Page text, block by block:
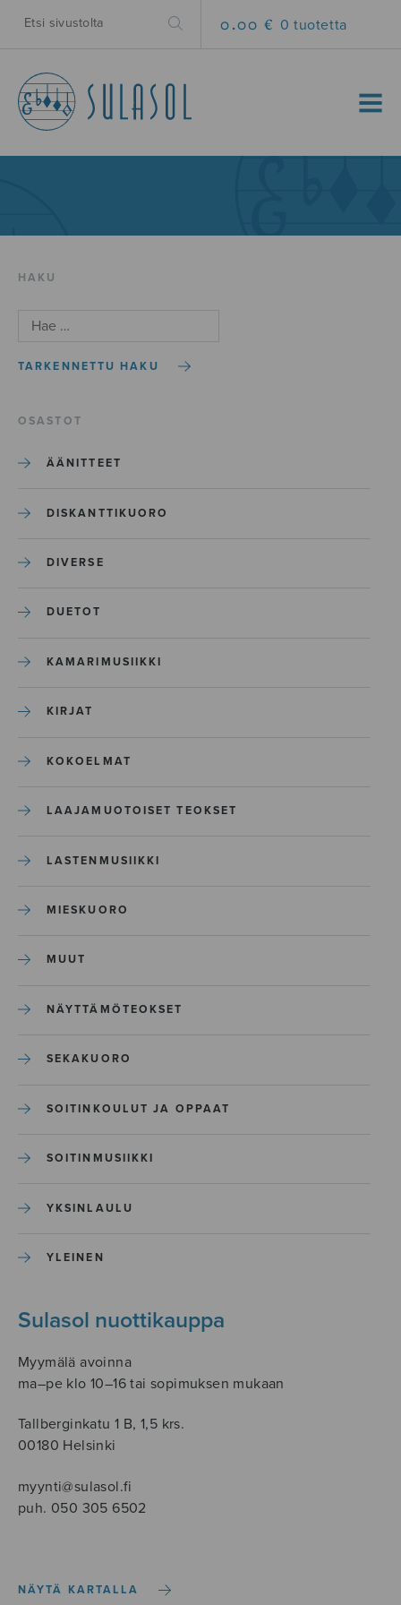
0.00 € 0 tuotetta
MENU
HAKU
TARKENNETTU HAKU
OSASTOT
ÄÄNITTEET
DISKANTTIKUORO
DIVERSE
DUETOT
KAMARIMUSIIKKI
KIRJAT
KOKOELMAT
LAAJAMUOTOISET TEOKSET
LASTENMUSIIKKI
MIESKUORO
MUUT
NÄYTTÄMÖTEOKSET
SEKAKUORO
SOITINKOULUT JA OPPAAT
SOITINMUSIIKKI
YKSINLAULU
YLEINEN
Sulasol nuottikauppa
Myymälä avoinna
ma–pe klo 10–16 tai sopimuksen mukaan
Tallberginkatu 1 B, 1,5 krs.
00180 Helsinki
myynti@sulasol.fi
puh. 050 305 6502
NÄYTÄ KARTALLA